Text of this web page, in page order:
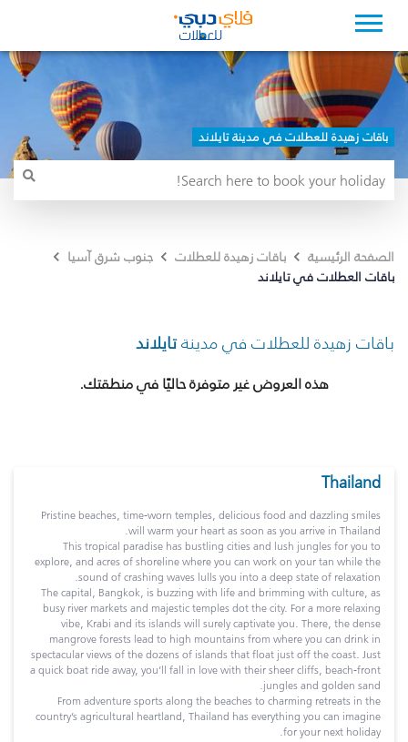
باقات زهيدة للعطلات في مدينة تايلاند
الصفحة الرئيسية باقات زهيدة للعطلات
جنوب شرق آسيا
باقات العطلات في تايلاند
باقات زهيدة للعطلات في مدينةتايلاند
هذه العروض غير متوفرة حاليًا في منطقتك.
Thailand
Pristine beaches, time-worn temples, delicious food and dazzling smiles
will warm your heart as soon as you arrive in Thailand.
This tropical paradise has bustling cities and lush jungles for you to
explore, and acres of shoreline where you can work on your tan while the
sound of crashing waves lulls you into a deep state of relaxation.
The capital, Bangkok, is buzzing with life and brimming with culture, as
busy river markets and majestic temples dot the city. For a more relaxing
vibe, Krabi and its islands will surely captivate you. There, the dense
mangrove forests lead to high mountains from where you can drink in
spectacular views of the dozens of islands that float just off the coast. Just
a quick boat ride away, you’ll fall in love with their sheer cliffs, beach-front
jungles and golden sand.
From adventure sports along the beaches to charming retreats in the
country’s agricultural heartland, Thailand has everything you can imagine
for your next holiday.